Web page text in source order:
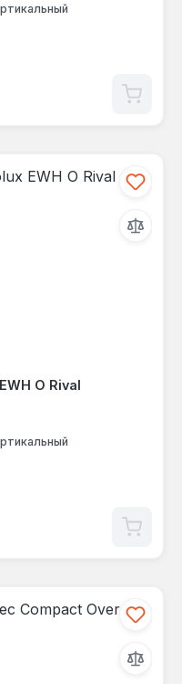
O Rival